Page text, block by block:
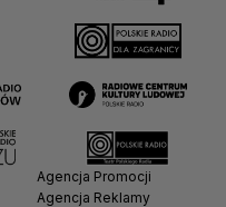
Agencja Promocji
Agencja Reklamy